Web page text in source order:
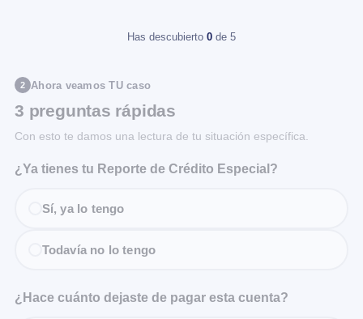
Has descubierto 0 de 5
2 Ahora veamos TU caso
3 preguntas rápidas
Con esto te damos una lectura de tu situación específica.
¿Ya tienes tu Reporte de Crédito Especial?
Sí, ya lo tengo
Todavía no lo tengo
¿Hace cuánto dejaste de pagar esta cuenta?